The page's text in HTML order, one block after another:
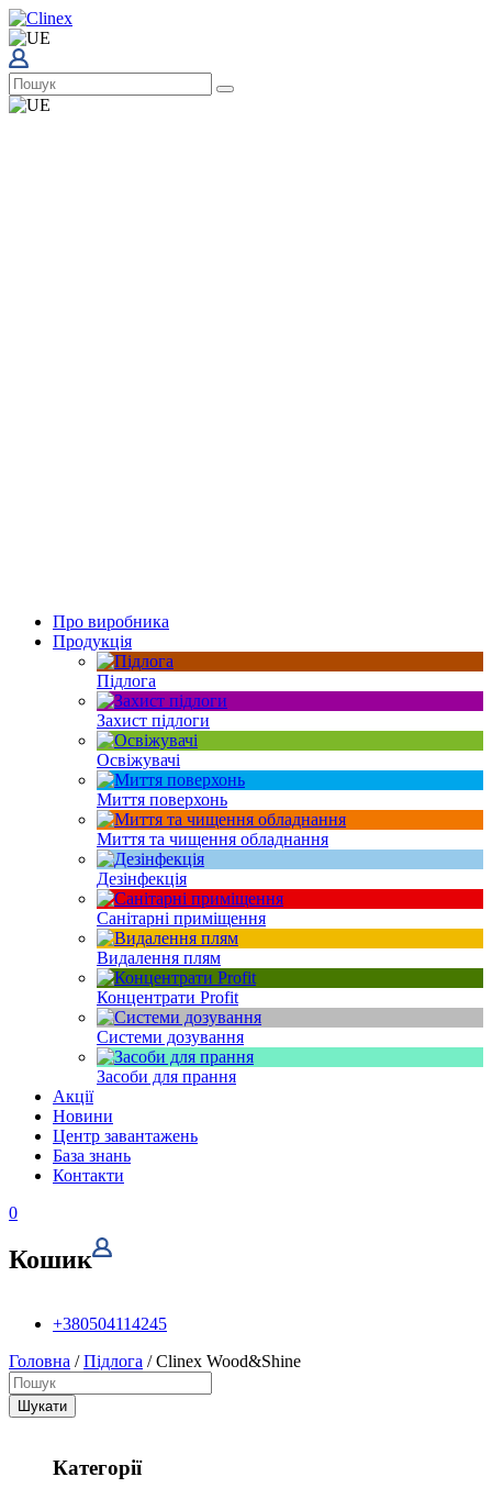
Про виробника
Продукція
Підлога
Захист підлоги
Освіжувачі
Миття поверхонь
Миття та чищення обладнання
Дезінфекція
Санітарні приміщення
Видалення плям
Концентрати Profit
Системи дозування
Засоби для прання
Акції
Новини
Центр завантажень
База знань
Контакти
0
Кошик
+380504114245
Головна /Підлога / Clinex Wood&Shine
Шукати
Категорії